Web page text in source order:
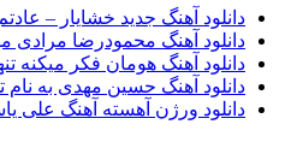
دانلود آهنگ جدید خشایار –
دانلود آهنگ محمودرضا مرادی
دانلود آهنگ هومان فکر میکنه
دانلود آهنگ حسین مهدی به نام
دانلود ورژن آهسته آهنگ علی